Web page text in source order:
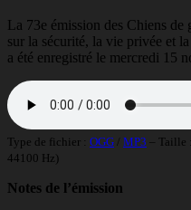
La 73e émission des Chiens
sur la sécurité, la vie privée et
a été enregistré le mercredi 15
Type de fichier : OGG MP3 –
44100 Hz)
Notes de l’émission